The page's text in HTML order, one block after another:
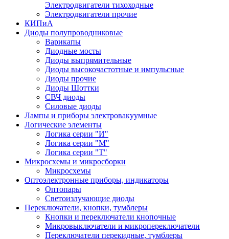
Электродвигатели тихоходные
Электродвигатели прочие
КИПиА
Диоды полупроводниковые
Варикапы
Диодные мосты
Диоды выпрямительные
Диоды высокочастотные и импульсные
Диоды прочие
Диоды Шоттки
СВЧ диоды
Силовые диоды
Лампы и приборы электровакуумные
Логические элементы
Логика серии "И"
Логика серии "М"
Логика серии "Т"
Микросхемы и микросборки
Микросхемы
Оптоэлектронные приборы, индикаторы
Оптопары
Светоизлучающие диоды
Переключатели, кнопки, тумблеры
Кнопки и переключатели кнопочные
Микровыключатели и микропереключатели
Переключатели перекидные, тумблеры